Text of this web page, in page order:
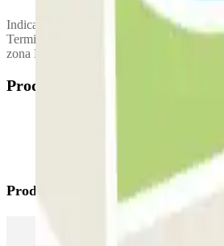
Indicaciones para acceder al parking
Terminal 2. La entrada del G2 está a tu
zona Kiss&Fly a tu izquierda y dirígete
Productos disponibles
Productos de Parclick